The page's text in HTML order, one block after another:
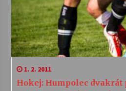
1. 2. 2011
Hokej: Humpolec dvakrát